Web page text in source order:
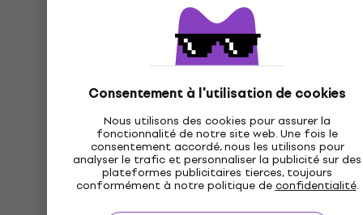
Consentement à l'utilisation de cookies
Nous utilisons des cookies pour assurer la
fonctionnalité de notre site web. Une fois le
consentement accordé, nous les utilisons pour
analyser le trafic et personnaliser la publicité sur des
plateformes publicitaires tierces, toujours
conformément à notre politique deconfidentialité.